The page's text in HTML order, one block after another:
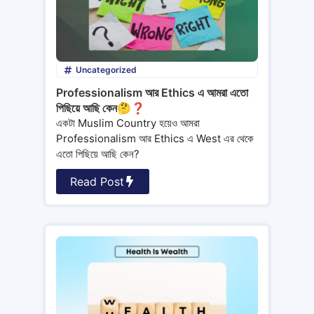
Uncategorized
Professionalism আর Ethics এ আমরা এতো
পিছিয়ে আছি কেন🤔❓
একটা Muslim Country হয়েও আমরা
Professionalism আর Ethics এ West এর থেকে
এতো পিছিয়ে আছি কেন?
Read Post